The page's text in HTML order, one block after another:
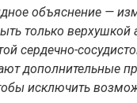
объяснение —
только
сердечно-
дополнительные
исключить